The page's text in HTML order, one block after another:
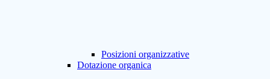
Posizioni organizzative
Dotazione organica